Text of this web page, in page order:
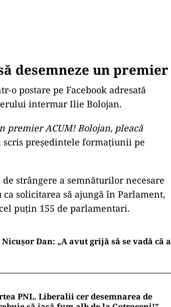
desemneze un premier
o postare pe Facebook adresată
intermar Ilie Bolojan.
premier ACUM! Bolojan, pleacă
scris președintele formațiunii pe
strângere a semnăturilor necesare
solicitarea să ajungă în Parlament,
puțin 155 de parlamentari.
Dan: „A avut grijă să se vadă că a
PNL. Liberalii cer desemnarea de